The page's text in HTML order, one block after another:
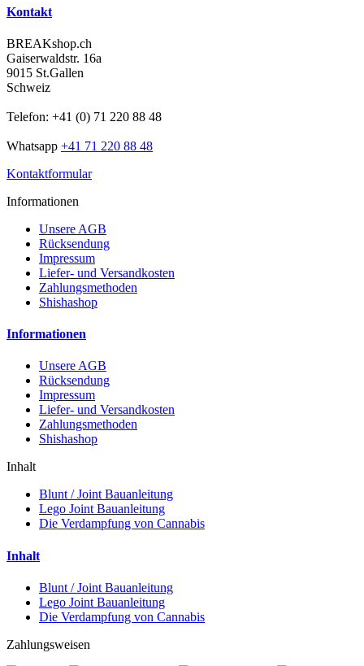
Kontakt
BREAKshop.ch
Gaiserwaldstr. 16a
9015 St.Gallen
Schweiz
Telefon: +41 (0) 71 220 88 48
Whatsapp +41 71 220 88 48
Kontaktformular
Informationen
Unsere AGB
Rücksendung
Impressum
Liefer- und Versandkosten
Zahlungsmethoden
Shishashop
Informationen
Unsere AGB
Rücksendung
Impressum
Liefer- und Versandkosten
Zahlungsmethoden
Shishashop
Inhalt
Blunt / Joint Bauanleitung
Lego Joint Bauanleitung
Die Verdampfung von Cannabis
Inhalt
Blunt / Joint Bauanleitung
Lego Joint Bauanleitung
Die Verdampfung von Cannabis
Zahlungsweisen